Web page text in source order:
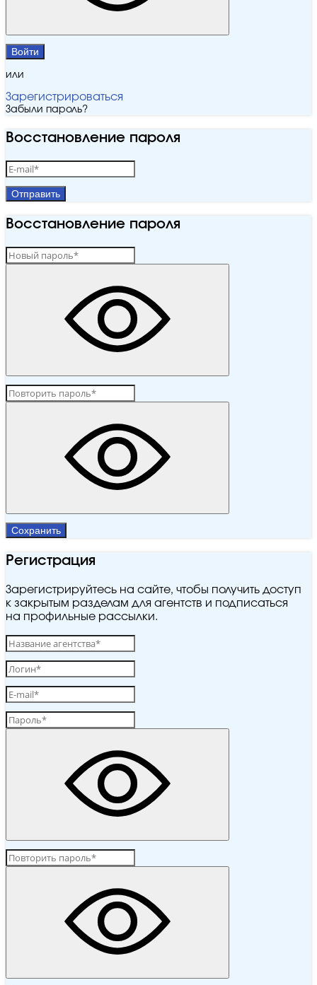
Войти
или
Зарегистрироваться
Забыли пароль?
Восстановление пароля
Отправить
Восстановление пароля
Сохранить
Регистрация
Зарегистрируйтесь на сайте, чтобы получить доступ
к закрытым разделам для агентств и подписаться
на профильные рассылки.